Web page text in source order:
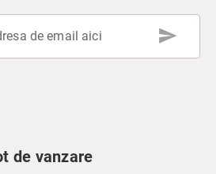
de email aici send
de vanzare